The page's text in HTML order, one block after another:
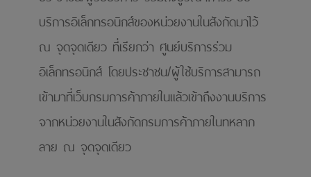
บริการอิเล็กทรอนิกส์ของหน่วยงานในสังกัดมาไว้
ณ จุดจุดเดียว ที่เรียกว่า ศูนย์บริการร่วม
อิเล็กทรอนิกส์ โดยประชาชน/ผู้ใช้บริการสามารถ
เข้ามาที่เว็บกรมการค้าภายในแล้วเข้าถึงงานบริการ
จากหน่วยงานในสังกัดกรมการค้าภายในทหลาก
ลาย ณ จุดจุดเดียว